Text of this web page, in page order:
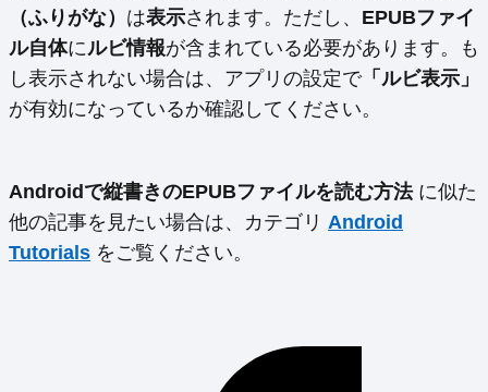
（ふりがな） は表示されます。ただし、 EPUBファイ
ル自体にルビ情報が含まれている必要があります。も
し表示されない場合は、アプリの設定で「ルビ表示」
が有効になっているか確認してください。
Androidで縦書きのEPUBファイルを読む方法に似た
他の記事を見たい場合は、カテゴリ Android
Tutorials をご覧ください。